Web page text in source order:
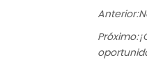
Anterior:
Próximo: